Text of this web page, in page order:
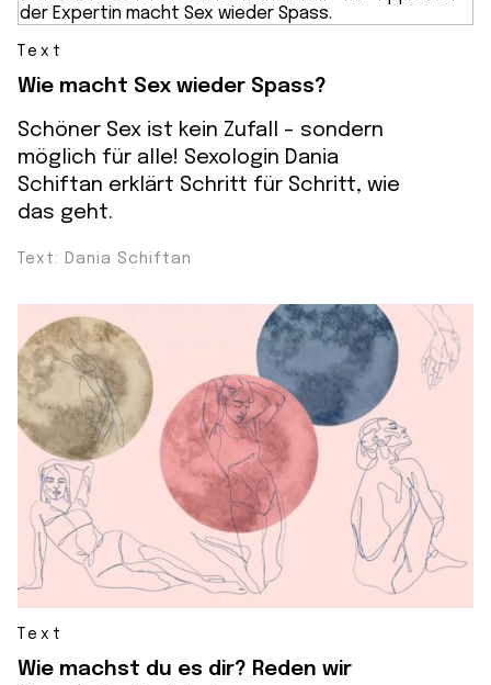
Text
Wie macht Sex wieder Spass?
Schöner Sex ist kein Zufall – sondern
möglich für alle! Sexologin Dania
Schiftan erklärt Schritt für Schritt, wie
das geht.
Text: Dania Schiftan
Text
Wie machst du es dir? Reden wir